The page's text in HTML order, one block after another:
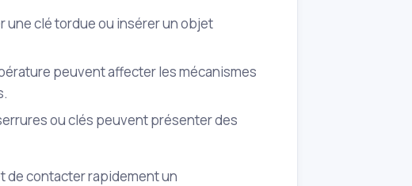
une clé tordue ou insérer un objet
peuvent affecter les mécanismes
ou clés peuvent présenter des
de contacter rapidement un